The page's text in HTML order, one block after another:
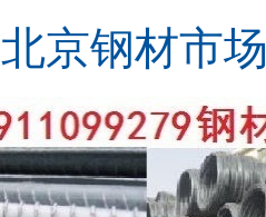
北京钢材市